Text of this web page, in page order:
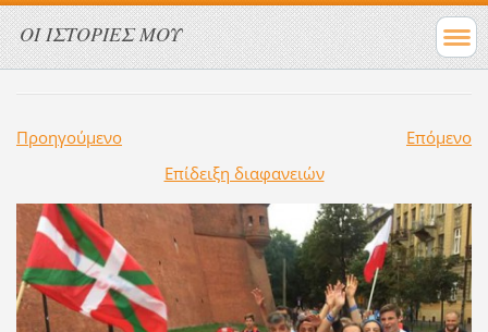
ΟΙ ΙΣΤΟΡΙΕΣ ΜΟΥ
Προηγούμενο
Επόμενο
Επίδειξη διαφανειών